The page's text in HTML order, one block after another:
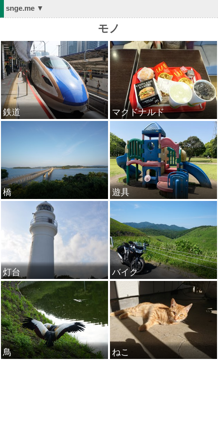
snge.me ▼
モノ
鉄道 マクドナルド
橋 遊具
灯台 バイク
鳥 ねこ